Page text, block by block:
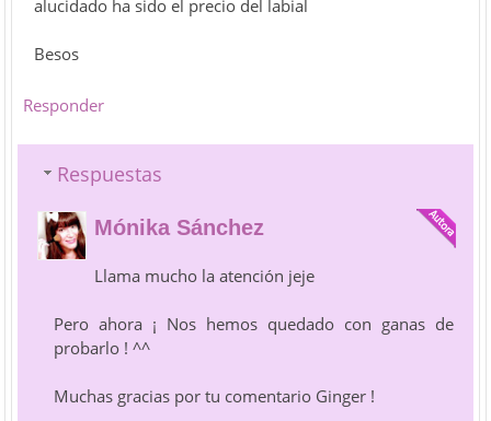
alucidado ha sido el precio del labial
Besos
Responder
Respuestas
Mónika Sánchez
Llama mucho la atención jeje
Pero ahora ¡ Nos hemos quedado con ganas de
probarlo ! ^^
Muchas gracias por tu comentario Ginger !